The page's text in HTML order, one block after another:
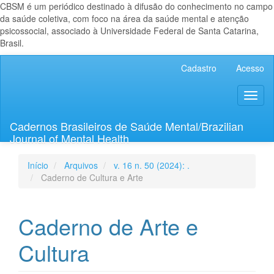
CBSM é um periódico destinado à difusão do conhecimento no campo
da saúde coletiva, com foco na área da saúde mental e atenção
psicossocial, associado à Universidade Federal de Santa Catarina,
Brasil.
Lateral
Cadastro Acesso
Cadernos Brasileiros de Saúde Mental/Brazilian
Journal of Mental Health
Início Arquivos
v. 16 n. 50 (2024): .
Caderno de Cultura e Arte
Caderno de Arte e
Cultura